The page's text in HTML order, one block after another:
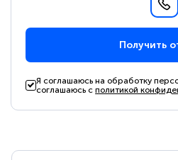
Получить
Я соглашаюсь на обработку
соглашаюсь сполитикой